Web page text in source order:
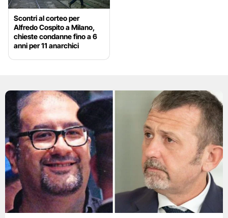
Scontri al corteo per
Alfredo Cospito a Milano,
chieste condanne fino a 6
anni per 11 anarchici